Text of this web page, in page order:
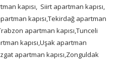
kapısı, Siirt apartman kapısı,
kapısı,Tekirdağ apartman
apartman kapısı,Tunceli
kapısı,Uşak apartman
apartman kapısı,Zonguldak